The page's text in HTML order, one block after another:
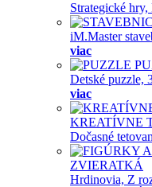
Strategické hry,
iM.Master
viac
Detské puzzle,
viac
KREATÍVNE
Dočasné
ZVIERATKÁ
Hrdinovia, Z